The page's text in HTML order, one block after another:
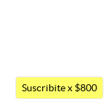
Suscribite x $800